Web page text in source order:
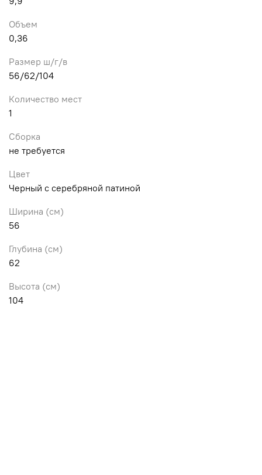
Объем
0,36
Размер ш/г/в
56/62/104
Количество мест
1
Сборка
не требуется
Цвет
Черный с серебряной патиной
Ширина (см)
56
Глубина (см)
62
Высота (см)
104